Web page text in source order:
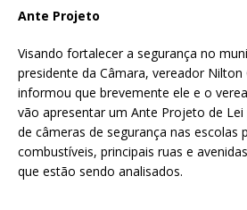
Ante Projeto
Visando fortalecer a segurança no
presidente da Câmara, vereador Nilton
informou que brevemente ele e o
vão apresentar um Ante Projeto de
de câmeras de segurança nas escolas
combustíveis, principais ruas e
que estão sendo analisados.